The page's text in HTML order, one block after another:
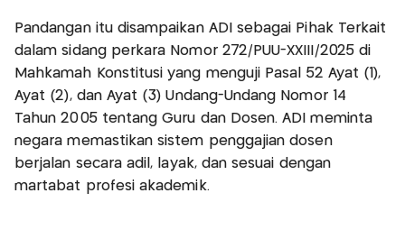
Pandangan itu disampaikan ADI sebagai Pihak Terkait
dalam sidang perkara Nomor 272/PUU-XXIII/2025 di
Mahkamah Konstitusi yang menguji Pasal 52 Ayat (1),
Ayat (2), dan Ayat (3) Undang-Undang Nomor 14
Tahun 2005 tentang Guru dan Dosen. ADI meminta
negara memastikan sistem penggajian dosen
berjalan secara adil, layak, dan sesuai dengan
martabat profesi akademik.